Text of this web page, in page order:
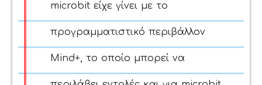
microbit είχε γίνει με το
προγραμματιστικό περιβάλλον
Mind+, το οποίο μπορεί να